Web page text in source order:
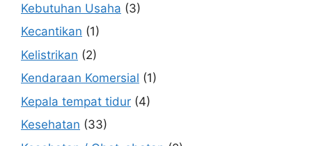
Kebutuhan Usaha (3)
Kecantikan (1)
Kelistrikan (2)
Kendaraan Komersial (1)
Kepala tempat tidur (4)
Kesehatan (33)